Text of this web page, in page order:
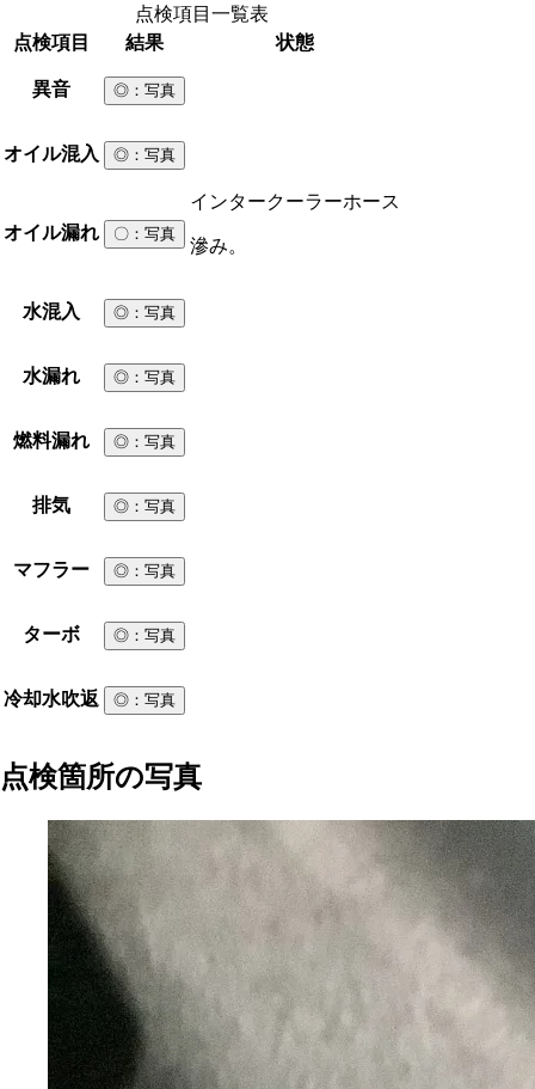
点検項目一覧表
点検項目
結果 状態
異音 ◎ ：写真
オイル混入 ◎ ：写真
オイル漏れ 〇 ：写真
インタークーラーホース
滲み。
水混入 ◎ ：写真
水漏れ ◎ ：写真
燃料漏れ ◎ ：写真
排気 ◎ ：写真
マフラー ◎ ：写真
ターボ ◎ ：写真
冷却水吹返 ◎ ：写真
点検箇所の写真